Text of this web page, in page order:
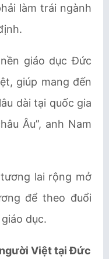
làm trái ngành
giáo dục Đức
giúp mang đến
dài tại quốc gia
Âu”, anh Nam
lai rộng mở
để theo đuổi
dục.
Việt tại Đức